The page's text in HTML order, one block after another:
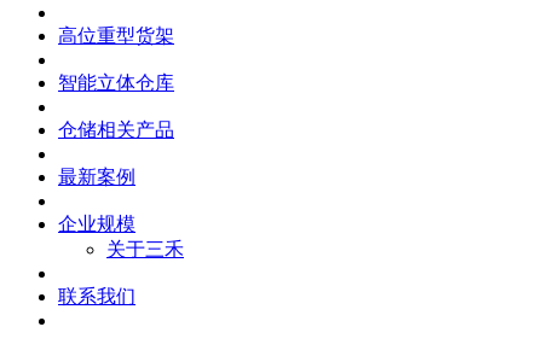
高位重型货架
智能立体仓库
仓储相关产品
最新案例
企业规模
关于三禾
联系我们